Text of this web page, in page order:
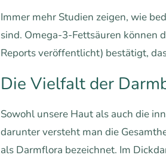
Immer mehr Studien zeigen, wie
sind. Omega-3-Fettsäuren können
Reports veröffentlicht) bestätigt,
Die Vielfalt der
Sowohl unsere Haut als auch die
darunter versteht man die
als Darmflora bezeichnet. Im